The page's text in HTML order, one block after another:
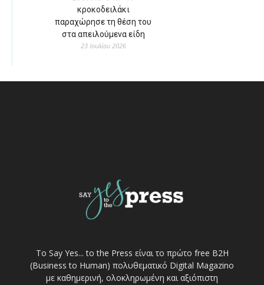
κροκοδειλάκι
παραχώρησε τη θέση του
στα απειλούμενα είδη
23 Ιουλίου 2026
Το Say Yes... to the Press είναι το πρώτο free Β2Η
(Business to Human) πολυθεματικό Digital Magazino
με καθημερινή, ολοκληρωμένη και αξιόπιστη